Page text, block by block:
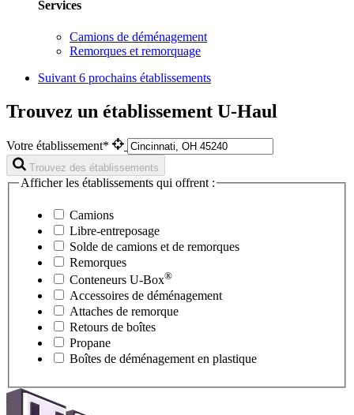
Services
Camions de déménagement
Remorques et remorquage
Suivant 6 prochains établissements
Trouvez un établissement U-Haul
Votre établissement*
Trouvez des établissements
Afficher les établissements qui offrent :
Camions
Libre-entreposage
Solde de camions et de remorques
Remorques
Conteneurs U-Box®
Accessoires de déménagement
Attaches de remorque
Retours de boîtes
Propane
Boîtes de déménagement en plastique